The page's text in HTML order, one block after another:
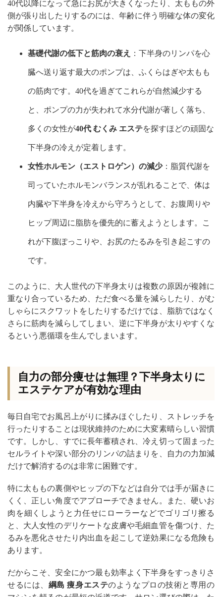
40代以降になって急にお尻が大きくなったり、太ももの外
側が張り出したりするのには、年齢に伴う明確な体の変化
が関係しています。
基礎代謝の低下と筋肉の衰え ：下半身のリンパを心
臓へ送り返す最大のポンプは、ふくらはぎや太もも
の筋肉です。40代を過ぎてこれらが自然減少する
と、ポンプの力が失われて水分代謝が著しく落ち、
多くの女性が40代 むくみ エステを探すほどの頑固な
下半身の冷えが定着します。
女性ホルモン（エストロゲン）の減少：脂質代謝を
司っていたホルモンバランスが乱れることで、体は
内臓や下半身を冷えから守ろうとして、お腹周りや
ヒップ周辺に脂肪を優先的に蓄えようとします。こ
れが下腹ぽっこりや、お尻のたるみを引き起こすの
です。
このように、大人世代の下半身太りは複数の原因が複雑に
重なり合っているため、ただ食べる量を減らしたり、がむ
しゃらにスクワットをしたりするだけでは、脂肪ではなく
さらに筋肉を減らしてしまい、逆に下半身が太りやすくな
るという悪循環を生んでしまいます。
自力の部分痩せは無理？下半身太りに
エステケアが有効な理由
毎日自宅でお風呂上がりに揉みほぐしたり、ストレッチを
行ったりすることは現状維持のために大変素晴らしい習慣
です。しかし、すでに長年蓄積され、冷え切って固まった
セルライトや深い部分のリンパの詰まりを、自力の力加減
だけで解消するのは非常に困難です。
特に太ももの裏側やヒップの下などは自分では手が届きに
くく、正しい角度でアプローチできません。また、硬いお
肉を細くしようと力任せにローラーなどでゴリゴリ擦る
と、大人女性のデリケートな皮膚や毛細血管を傷つけ、た
るみを悪化させたり内出血を起こして逆効果になる危険も
あります。
だからこそ、安全にかつ最も効率よく下半身をすっきりさ
せるには、 綱島 痩身エステのようなプロの技術と専用の